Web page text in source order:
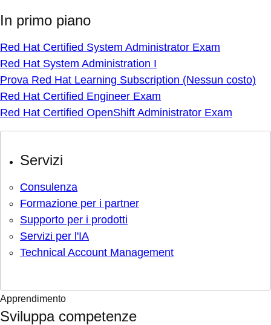
In primo piano
Red Hat Certified System Administrator Exam
Red Hat System Administration I
Prova Red Hat Learning Subscription (Nessun costo)
Red Hat Certified Engineer Exam
Red Hat Certified OpenShift Administrator Exam
Servizi
Consulenza
Formazione per i partner
Supporto per i prodotti
Servizi per l'IA
Technical Account Management
Apprendimento
Sviluppa competenze